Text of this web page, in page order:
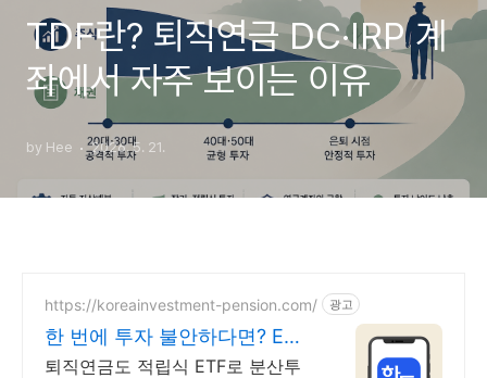
TDF란? 퇴직연금 DC·IRP 계
좌에서 자주 보이는 이유
by Hee 2026. 5. 21.
https://koreainvestment-pension.com/ 광고
한 번에 투자 불안하다면? ETF
거래수수료 무료
퇴직연금도 적립식 ETF로 분산투